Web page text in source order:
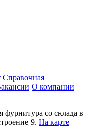
Справочная
О компании
фурнитура со склада в
9. На карте